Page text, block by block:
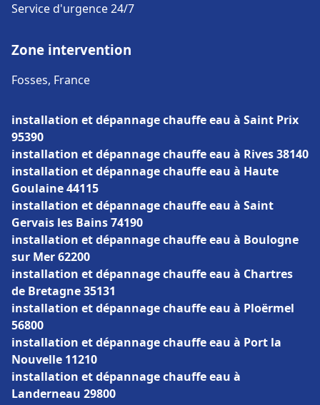
Service d'urgence 24/7
Zone intervention
Fosses, France
installation et dépannage chauffe eau à Saint Prix
95390
installation et dépannage chauffe eau à Rives 38140
installation et dépannage chauffe eau à Haute
Goulaine 44115
installation et dépannage chauffe eau à Saint
Gervais les Bains 74190
installation et dépannage chauffe eau à Boulogne
sur Mer 62200
installation et dépannage chauffe eau à Chartres
de Bretagne 35131
installation et dépannage chauffe eau à Ploërmel
56800
installation et dépannage chauffe eau à Port la
Nouvelle 11210
installation et dépannage chauffe eau à
Landerneau 29800